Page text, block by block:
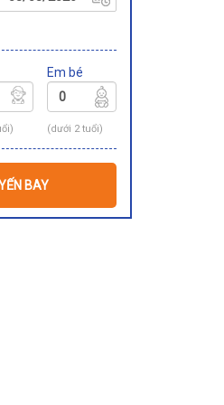
Em bé
(dưới 2 tuổi)
BAY